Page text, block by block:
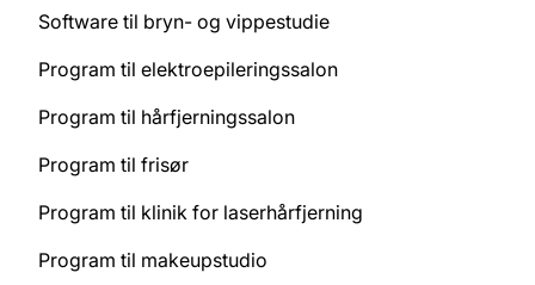
Software til bryn- og vippestudie
Program til elektroepileringssalon
Program til hårfjerningssalon
Program til frisør
Program til klinik for laserhårfjerning
Program til makeupstudio